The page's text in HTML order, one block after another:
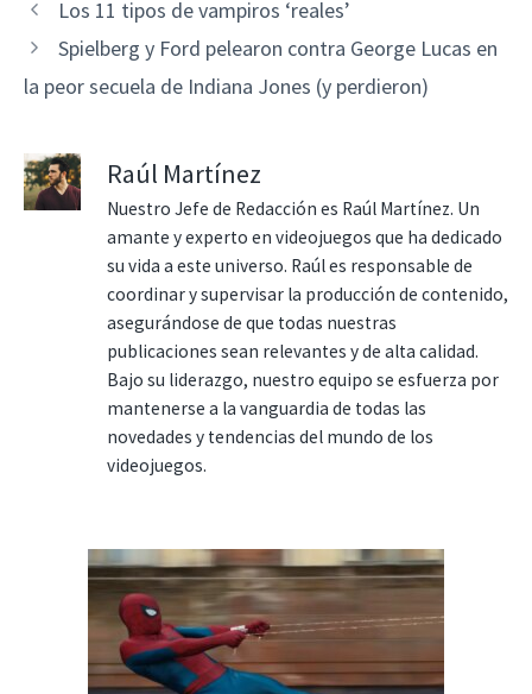
Los 11 tipos de vampiros ‘reales’
Spielberg y Ford pelearon contra George Lucas en
la peor secuela de Indiana Jones (y perdieron)
Raúl Martínez
Nuestro Jefe de Redacción es Raúl Martínez. Un
amante y experto en videojuegos que ha dedicado
su vida a este universo. Raúl es responsable de
coordinar y supervisar la producción de contenido,
asegurándose de que todas nuestras
publicaciones sean relevantes y de alta calidad.
Bajo su liderazgo, nuestro equipo se esfuerza por
mantenerse a la vanguardia de todas las
novedades y tendencias del mundo de los
videojuegos.